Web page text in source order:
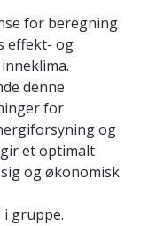
for beregning
effekt- og
denne
for
og
et optimalt
og økonomisk
gruppe.